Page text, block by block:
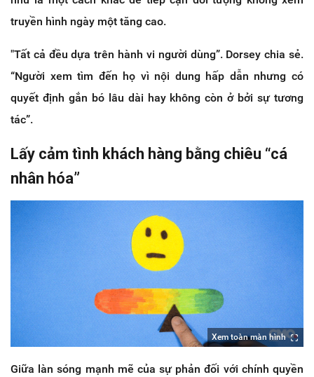
truyền hình ngày một tăng cao.
"Tất cả đều dựa trên hành vi người dùng”. Dorsey chia sẻ.
“Người xem tìm đến họ vì nội dung hấp dẫn nhưng có
quyết định gắn bó lâu dài hay không còn ở bởi sự tương
tác”.
Lấy cảm tình khách hàng bằng chiêu “cá
nhân hóa”
Xem toàn màn hình
Giữa làn sóng mạnh mẽ của sự phản đối với chính quyền